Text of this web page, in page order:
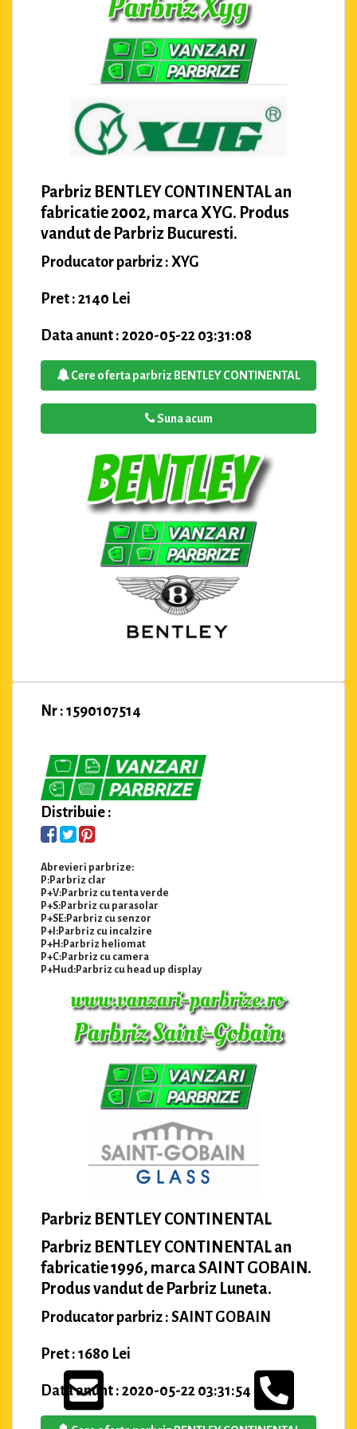
Parbriz BENTLEY CONTINENTAL an
fabricatie 2002, marca XYG. Produs
vandut de Parbriz Bucuresti.
Producator parbriz : XYG
Pret : 2140 Lei
Data anunt : 2020-05-22 03:31:08
Cere oferta parbriz BENTLEY CONTINENTAL
Suna acum
Nr : 1590107514
Distribuie :
Abrevieri parbrize:
P:Parbriz clar
P+V:Parbriz cu tenta verde
P+S:Parbriz cu parasolar
P+SE:Parbriz cu senzor
P+I:Parbriz cu incalzire
P+H:Parbriz heliomat
P+C:Parbriz cu camera
P+Hud:Parbriz cu head up display
Parbriz BENTLEY CONTINENTAL
Parbriz BENTLEY CONTINENTAL an
fabricatie 1996, marca SAINT GOBAIN.
Produs vandut de Parbriz Luneta.
Producator parbriz : SAINT GOBAIN
Pret : 1680 Lei
Data anunt : 2020-05-22 03:31:54